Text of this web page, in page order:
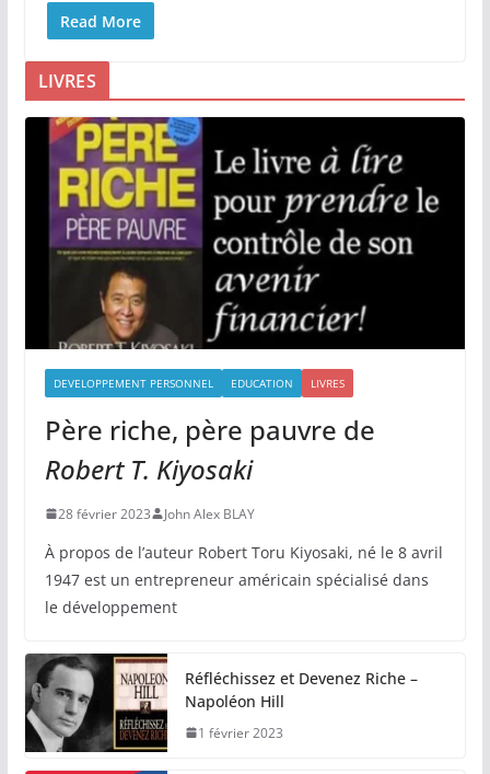
Read More
LIVRES
DEVELOPPEMENT PERSONNEL EDUCATION LIVRES
Père riche, père pauvre de
Robert T. Kiyosaki
28 février 2023 John Alex BLAY
À propos de l’auteur Robert Toru Kiyosaki, né le 8 avril
1947 est un entrepreneur américain spécialisé dans
le développement
Réfléchissez et Devenez Riche –
Napoléon Hill
1 février 2023